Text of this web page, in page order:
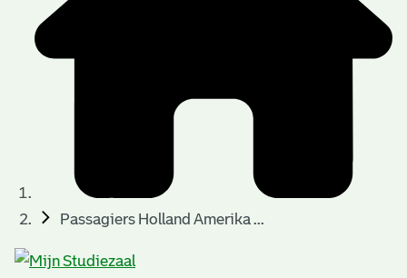
Passagiers Holland Amerika ...